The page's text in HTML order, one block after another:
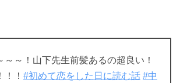
～～！山下先生前髪あるの超良い！
！ #初めて恋をした日に読む話 #中